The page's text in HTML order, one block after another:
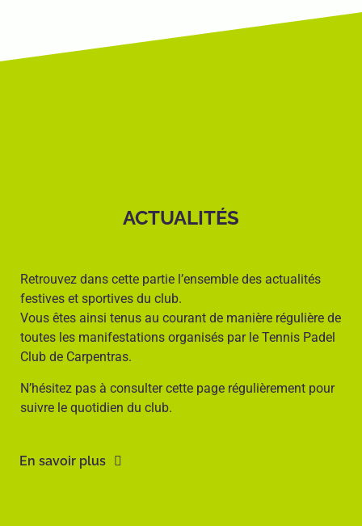
ACTUALITÉS
Retrouvez dans cette partie l’ensemble des actualités
festives et sportives du club.
Vous êtes ainsi tenus au courant de manière régulière de
toutes les manifestations organisés par le Tennis Padel
Club de Carpentras.
N’hésitez pas à consulter cette page régulièrement pour
suivre le quotidien du club.
En savoir plus